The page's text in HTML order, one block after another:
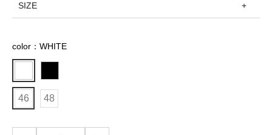
SIZE
color：WHITE
46 48